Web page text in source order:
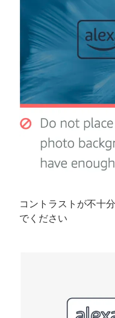
コントラストが不十
でください